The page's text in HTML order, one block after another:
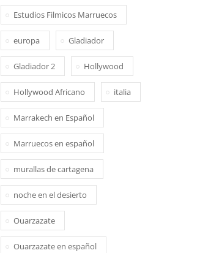
Estudios Filmicos Marruecos
europa Gladiador
Gladiador 2 Hollywood
Hollywood Africano italia
Marrakech en Español
Marruecos en español
murallas de cartagena
noche en el desierto
Ouarzazate
Ouarzazate en español